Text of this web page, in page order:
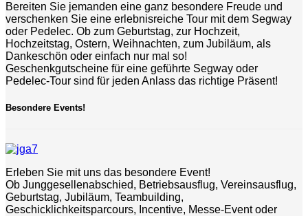
Bereiten Sie jemanden eine ganz besondere Freude und
verschenken Sie eine erlebnisreiche Tour mit dem Segway
oder Pedelec. Ob zum Geburtstag, zur Hochzeit,
Hochzeitstag, Ostern, Weihnachten, zum Jubiläum, als
Dankeschön oder einfach nur mal so!
Geschenkgutscheine für eine geführte Segway oder
Pedelec-Tour sind für jeden Anlass das richtige Präsent!
Besondere Events!
Erleben Sie mit uns das besondere Event!
Ob Junggesellenabschied, Betriebsausflug, Vereinsausflug,
Geburtstag, Jubiläum, Teambuilding,
Geschicklichkeitsparcours, Incentive, Messe-Event oder